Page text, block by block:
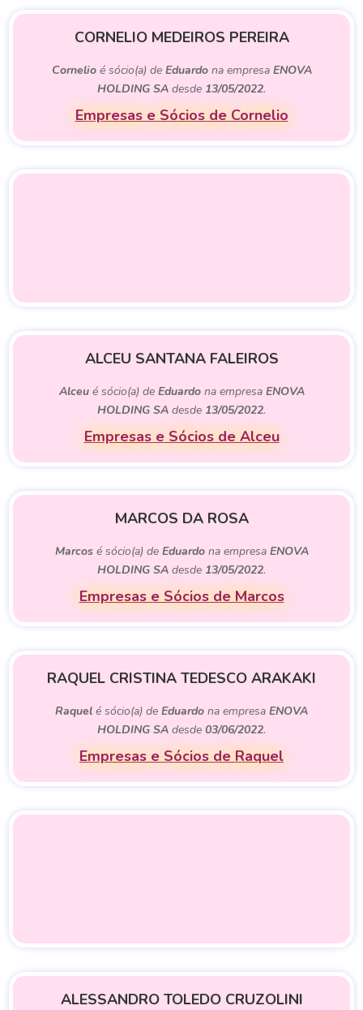
CORNELIO MEDEIROS PEREIRA
Cornelioé sócio(a) de Eduardona empresa ENOVA
HOLDING SA desde 13/05/2022.
Empresas e Sócios de Cornelio
ALCEU SANTANA FALEIROS
Alceué sócio(a) de Eduardona empresa ENOVA
HOLDING SA desde 13/05/2022.
Empresas e Sócios de Alceu
MARCOS DA ROSA
Marcosé sócio(a) de Eduardona empresa ENOVA
HOLDING SA desde 13/05/2022.
Empresas e Sócios de Marcos
RAQUEL CRISTINA TEDESCO ARAKAKI
Raquel é sócio(a) de Eduardo na empresa ENOVA
HOLDING SA desde 03/06/2022.
Empresas e Sócios de Raquel
ALESSANDRO TOLEDO CRUZOLINI